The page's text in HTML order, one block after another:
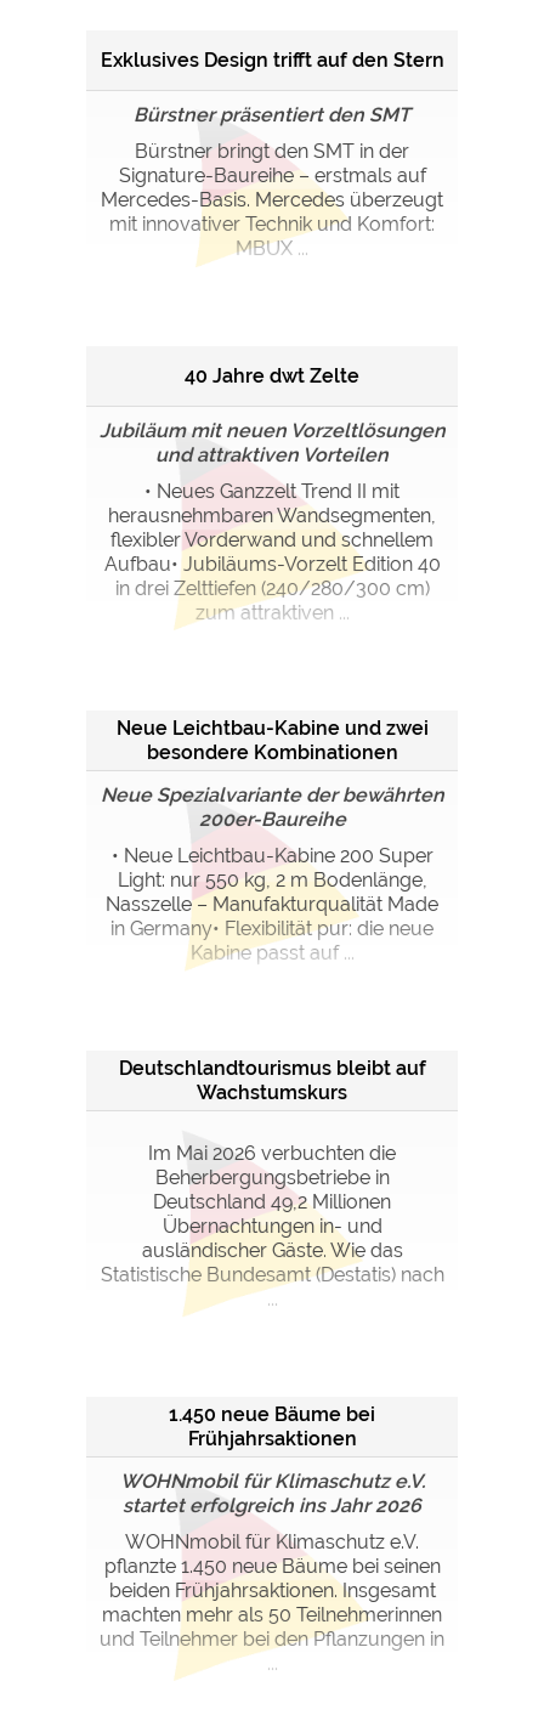
Exklusives Design trifft auf den Stern
Bürstner präsentiert den SMT
Bürstner bringt den SMT in der
Signature-Baureihe – erstmals auf
Mercedes-Basis. Mercedes überzeugt
mit innovativer Technik und Komfort:
MBUX ...
40 Jahre dwt Zelte
Jubiläum mit neuen Vorzeltlösungen
und attraktiven Vorteilen
• Neues Ganzzelt Trend II mit
herausnehmbaren Wandsegmenten,
flexibler Vorderwand und schnellem
Aufbau• Jubiläums-Vorzelt Edition 40
in drei Zelttiefen (240/280/300 cm)
zum attraktiven ...
Neue Leichtbau-Kabine und zwei
besondere Kombinationen
Neue Spezialvariante der bewährten
200er-Baureihe
• Neue Leichtbau-Kabine 200 Super
Light: nur 550 kg, 2 m Bodenlänge,
Nasszelle – Manufakturqualität Made
in Germany• Flexibilität pur: die neue
Kabine passt auf ...
Deutschlandtourismus bleibt auf
Wachstumskurs
Im Mai 2026 verbuchten die
Beherbergungsbetriebe in
Deutschland 49,2 Millionen
Übernachtungen in- und
ausländischer Gäste. Wie das
Statistische Bundesamt (Destatis) nach
...
1.450 neue Bäume bei
Frühjahrsaktionen
WOHNmobil für Klimaschutz e.V.
startet erfolgreich ins Jahr 2026
WOHNmobil für Klimaschutz e.V.
pflanzte 1.450 neue Bäume bei seinen
beiden Frühjahrsaktionen. Insgesamt
machten mehr als 50 Teilnehmerinnen
und Teilnehmer bei den Pflanzungen in
...